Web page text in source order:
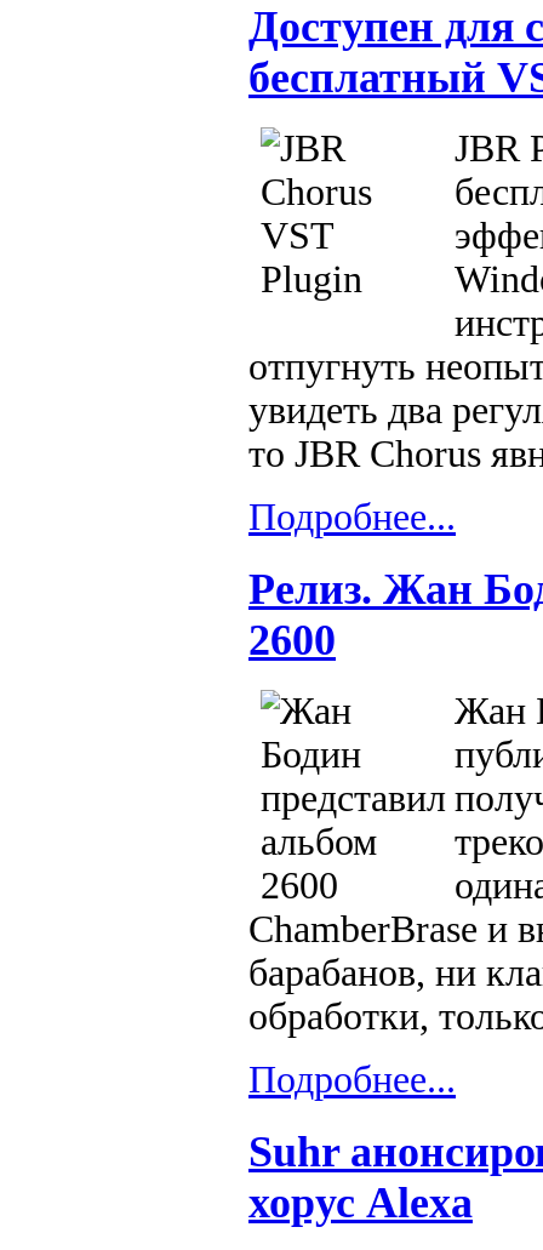
Доступен для
бесплатный
JBR
отпугнуть
увидеть два
то JBR Chorus
Подробнее...
Релиз. Жан
2600
Жан
ChamberBrase и
барабанов, ни
обработки,
Подробнее...
Suhr
хорус Alexa